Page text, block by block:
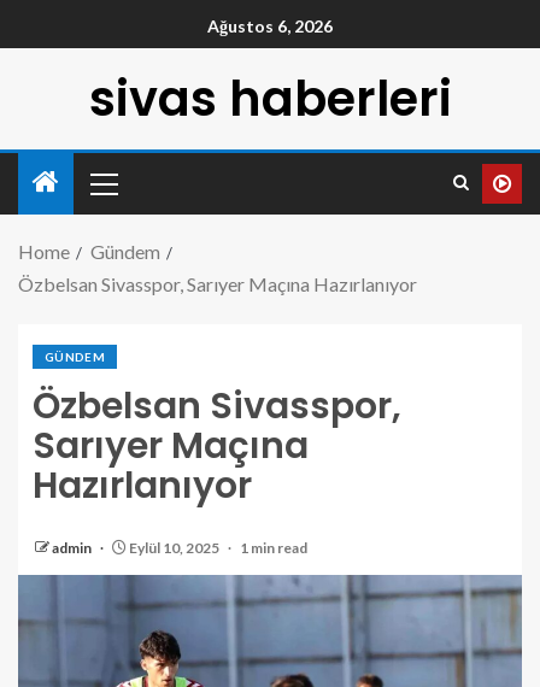
Ağustos 6, 2026
sivas haberleri
Home
Gündem
Özbelsan Sivasspor, Sarıyer Maçına Hazırlanıyor
GÜNDEM
Özbelsan Sivasspor,
Sarıyer Maçına
Hazırlanıyor
admin Eylül 10, 2025 1 min read